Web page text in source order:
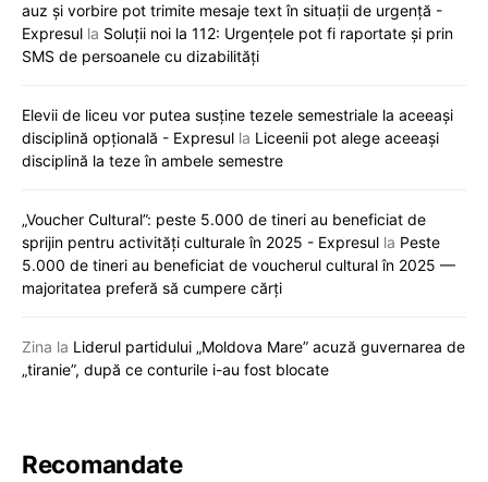
auz și vorbire pot trimite mesaje text în situații de urgență -
Expresul la Soluții noi la 112: Urgențele pot fi raportate și prin
SMS de persoanele cu dizabilități
Elevii de liceu vor putea susține tezele semestriale la aceeași
disciplină opțională - Expresul la Liceenii pot alege aceeași
disciplină la teze în ambele semestre
„Voucher Cultural”: peste 5.000 de tineri au beneficiat de
sprijin pentru activități culturale în 2025 - Expresul la Peste
5.000 de tineri au beneficiat de voucherul cultural în 2025 —
majoritatea preferă să cumpere cărți
Zina la Liderul partidului „Moldova Mare” acuză guvernarea de
„tiranie”, după ce conturile i-au fost blocate
Recomandate